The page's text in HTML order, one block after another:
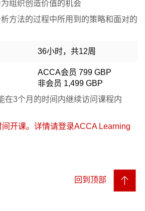
组织创造价值的机会
方法的过程中所用到的策略和面对的
36小时，共12周
ACCA会员 799 GBP
非会员 1,499 GBP
在3个月的时间内继续访问课程内
开课。详情请登录ACCA Learning
回到顶部